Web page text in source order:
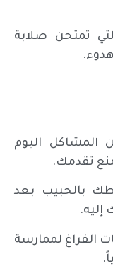
تمتحن صلابة
المشاكل اليوم
تقدمك.
بالحبيب بعد
الفراغ لممارسة